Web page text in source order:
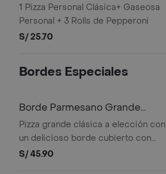
1 Pizza Personal Clásica+ Gaseosa
Personal + 3 Rolls de Pepperoni
S/ 25.70
Bordes Especiales
Borde Parmesano Grande
Clásica
Pizza grande clásica a elección con
un delicioso borde cubierto con
parmesano gratinado en los bordes
S/ 45.90